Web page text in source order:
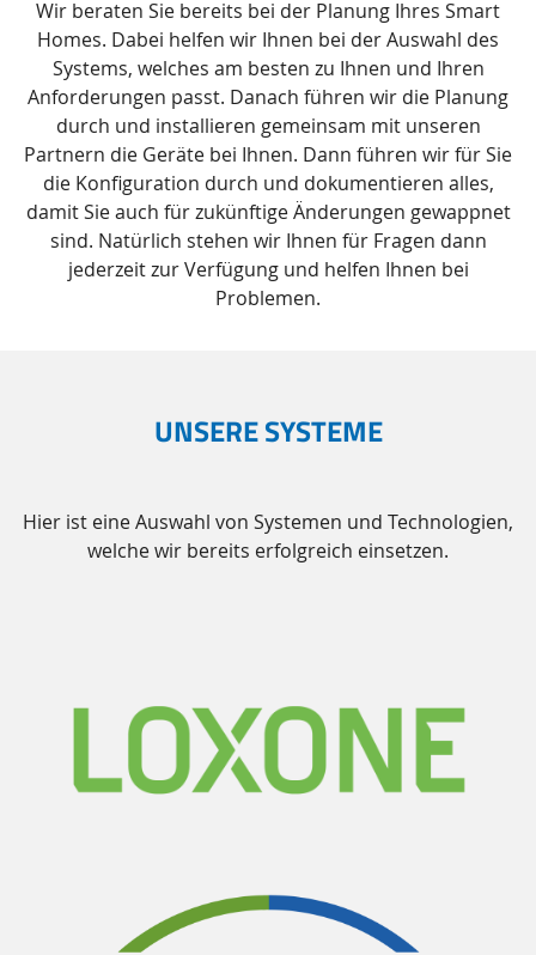
Wir beraten Sie bereits bei der Planung Ihres Smart
Homes. Dabei helfen wir Ihnen bei der Auswahl des
Systems, welches am besten zu Ihnen und Ihren
Anforderungen passt. Danach führen wir die Planung
durch und installieren gemeinsam mit unseren
Partnern die Geräte bei Ihnen. Dann führen wir für Sie
die Konfiguration durch und dokumentieren alles,
damit Sie auch für zukünftige Änderungen gewappnet
sind. Natürlich stehen wir Ihnen für Fragen dann
jederzeit zur Verfügung und helfen Ihnen bei
Problemen.
UNSERE SYSTEME
Hier ist eine Auswahl von Systemen und Technologien,
welche wir bereits erfolgreich einsetzen.